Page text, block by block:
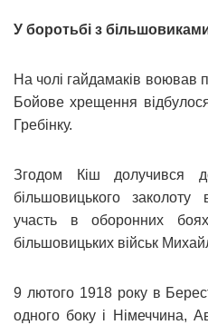
У боротьбі з
На чолі гайдамаків воював
Бойове хрещення
Гребінку.
Згодом Кіш долучився
більшовицького
участь в оборонних
більшовицьких військ
9 лютого 1918 року в
одного боку і Німеччина,